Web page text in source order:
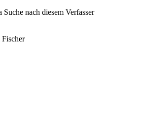
Suche nach diesem Verfasser